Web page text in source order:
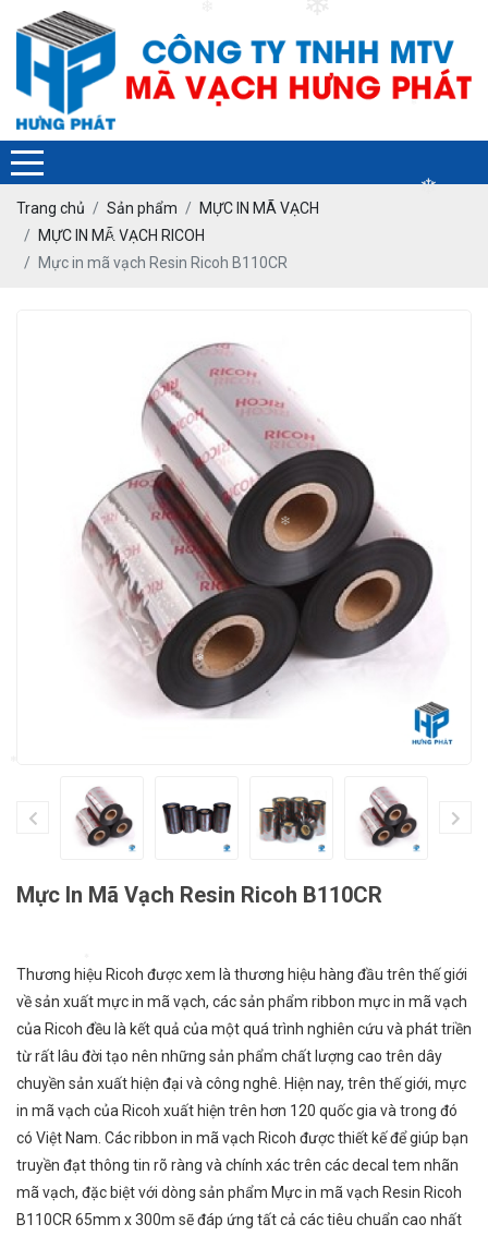
Trang chủ Sản phẩm
MỰC IN MÃ VẠCH
MỰC IN MÃ VẠCH RICOH
Mực in mã vạch Resin Ricoh B110CR
Mực In Mã Vạch Resin Ricoh B110CR
Thương hiệu Ricoh được xem là thương hiệu hàng đầu trên thế giới
về sản xuất mực in mã vạch, các sản phẩm ribbon mực in mã vạch
của Ricoh đều là kết quả của một quá trình nghiên cứu và phát triền
từ rất lâu đời tạo nên những sản phẩm chất lượng cao trên dây
chuyền sản xuất hiện đại và công nghê. Hiện nay, trên thế giới, mực
in mã vạch của Ricoh xuất hiện trên hơn 120 quốc gia và trong đó
có Việt Nam. Các ribbon in mã vạch Ricoh được thiết kế để giúp bạn
truyền đạt thông tin rõ ràng và chính xác trên các decal tem nhãn
mã vạch, đặc biệt với dòng sản phẩm Mực in mã vạch Resin Ricoh
B110CR 65mm x 300m sẽ đáp ứng tất cả các tiêu chuẩn cao nhất
❄
❄
❄